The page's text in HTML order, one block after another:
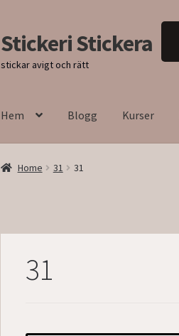
Hoppa
till
navigering
Hoppa
till
innehåll
Stickeri Stickera
stickar avigt och rätt
Hem Blogg Kurser
Home 31 31
31